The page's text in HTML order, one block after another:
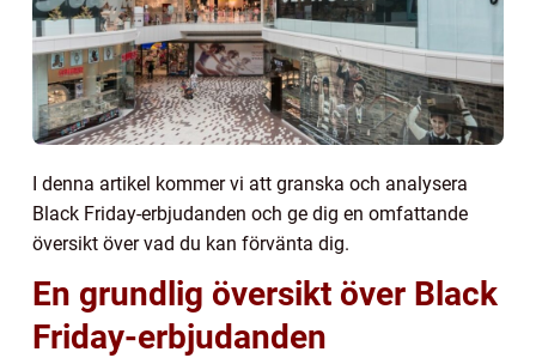
I denna artikel kommer vi att granska och analysera
Black Friday-erbjudanden och ge dig en omfattande
översikt över vad du kan förvänta dig.
En grundlig översikt över Black
Friday-erbjudanden